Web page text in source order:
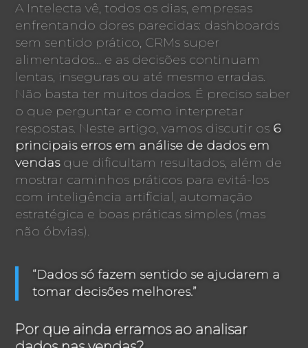
A Intelecta vê, todos os dias, empresas
enfrentando dores parecidas: dashboards
sem sentido prático, CRMs super
alimentados… e as decisões continuam
lentas, inseguras ou até mesmo erradas.
Não basta ter muitos dados. É preciso saber
o que perguntar e como interpretar
respostas. Neste artigo, vamos discutir os 6
principais erros em análise de dados em
vendasque dificultam resultados, além de
mostrar caminhos práticos para evitá-los
com inteligência artificial, automação
estratégica e boas práticas simples (mas
não óbvias).
“Dados só fazem sentido se ajudarem a
tomar decisões melhores.”
Por que ainda erramos ao analisar